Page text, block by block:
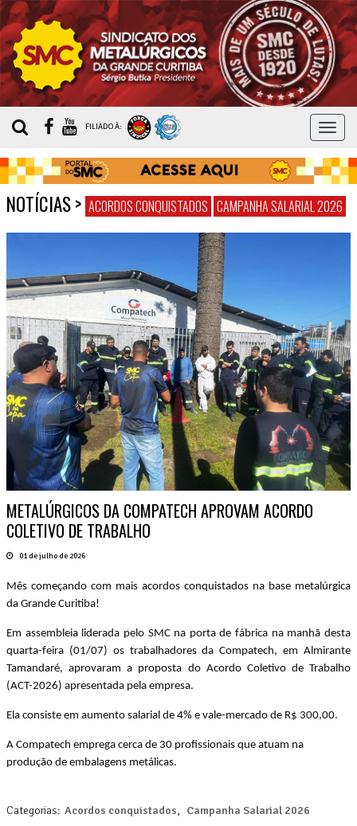
MENU
FILIADO À:
NOTÍCIAS> ACORDOS CONQUISTADOS CAMPANHA SALARIAL 2026
METALÚRGICOS DA COMPATECH APROVAM ACORDO
COLETIVO DE TRABALHO
01 de julho de 2026
Mês começando com mais acordos conquistados na base metalúrgica
da Grande Curitiba!
Em assembleia liderada pelo SMC na porta de fábrica na manhã desta
quarta-feira (01/07) os trabalhadores da Compatech, em Almirante
Tamandaré, aprovaram a proposta do Acordo Coletivo de Trabalho
(ACT-2026) apresentada pela empresa.
Ela consiste em aumento salarial de 4% e vale-mercado de R$ 300,00.
A Compatech emprega cerca de 30 profissionais que atuam na
produção de embalagens metálicas.
Categorias: Acordos conquistados, Campanha Salarial 2026